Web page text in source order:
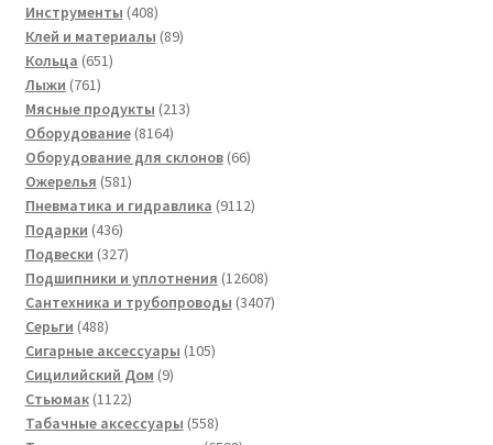
Инструменты 408408
товаров
Клей и материалы 8989
Кольца 651651
Лыжи 761761
товар
Мясные продукты 213213
Оборудование 81648164
товара
Оборудование для склонов 6666
Ожерелья 581581
товар
Пневматика и гидравлика 91129112
Подарки 436436
товаров
Подвески 327327
товаров
Подшипники и уплотнения 1260812608
товаров
Сантехника и трубопроводы 34073407
Серьги 488488
товаров
Сигарные аксессуары 105105
Сицилийский Дом 99
Стьюмак 11221122
товара
Табачные аксессуары 558558